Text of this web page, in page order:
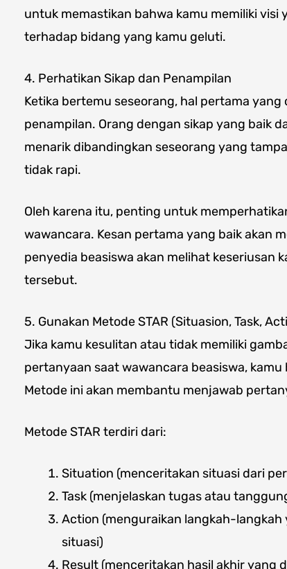
untuk memastikan bahwa kamu memiliki visi
terhadap bidang yang kamu geluti.
4. Perhatikan Sikap dan Penampilan
Ketika bertemu seseorang, hal pertama
penampilan. Orang dengan sikap yang baik
menarik dibandingkan seseorang yang
tidak rapi.
Oleh karena itu, penting untuk
wawancara. Kesan pertama yang baik akan
penyedia beasiswa akan melihat keseriusan
tersebut.
5. Gunakan Metode STAR (Situasion, Task,
Jika kamu kesulitan atau tidak memiliki
pertanyaan saat wawancara beasiswa, kamu
Metode ini akan membantu menjawab
Metode STAR terdiri dari:
Situation (menceritakan situasi dari
Task (menjelaskan tugas atau
Action (menguraikan langkah-
situasi)
Result (menceritakan hasil akhir yang